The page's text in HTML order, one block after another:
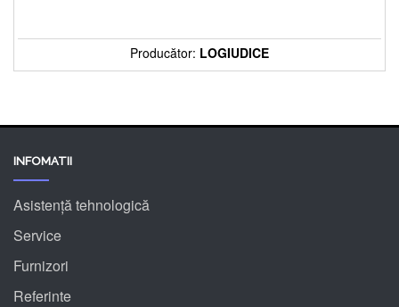
Producător: LOGIUDICE
INFOMATII
Asistență tehnologică
Service
Furnizori
Referinte